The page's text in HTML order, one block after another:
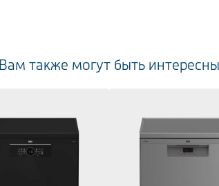
Вам также могут быть интересны